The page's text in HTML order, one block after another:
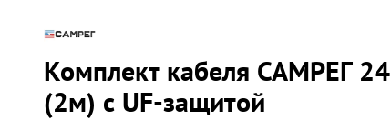
Комплект кабеля САМРЕГ
(2м) с UF-защитой